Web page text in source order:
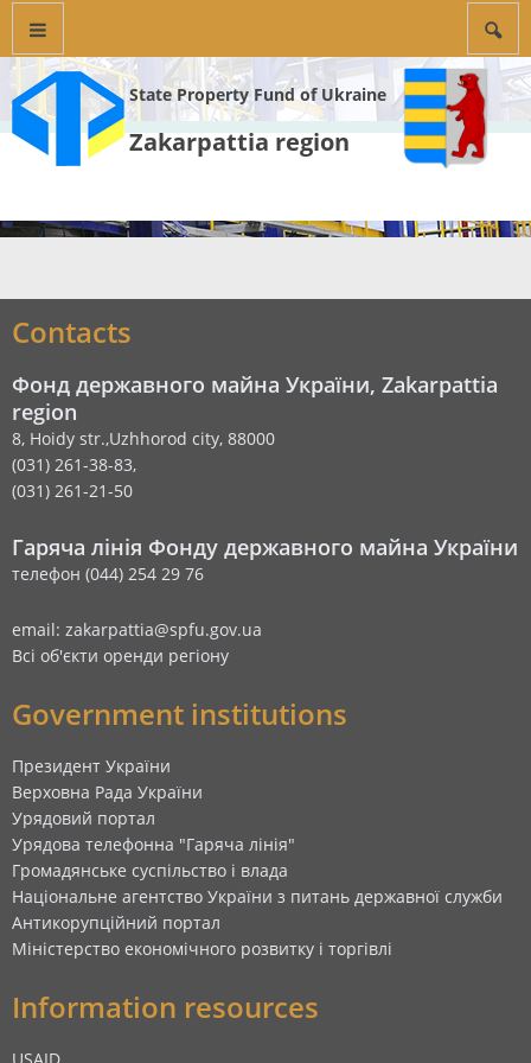
State Property Fund of Ukraine
Zakarpattia region
Contacts
Фонд державного майна України, Zakarpattia
region
8, Hoidy str.,Uzhhorod city, 88000
(031) 261-38-83,
(031) 261-21-50
Гаряча лінія Фонду державного майна України
телефон (044) 254 29 76
email: zakarpattia@spfu.gov.ua
Всі об'єкти оренди регіону
Government institutions
Президент України
Верховна Рада України
Урядовий портал
Урядова телефонна "Гаряча лінія"
Громадянське суспільство і влада
Національне агентство України з питань державної служби
Антикорупційний портал
Міністерство економічного розвитку і торгівлі
Information resources